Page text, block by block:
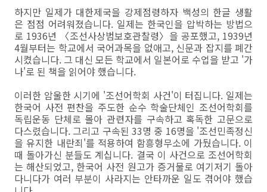
하지만 일제가 대한제국을 강제점령하자 백성의 한글 생활
은 점점 어려워졌습니다. 일제는 한국인을 압박하는 방법으
로 1936년 〈조선사상범보호관찰령〉을 공포했고, 1939년
4월부터는 학교에서 국어과목을 없애고, 신문과 잡지를 폐간
시켰습니다. 그 대신 모든 학교에서 일본어로 수업을 받고 '가
나'로 된 책을 읽어야 했습니다.
이러한 암울한 시기에 '조선어학회 사건'이 터집니다. 일제는
한국어 사전 편찬을 주도한 순수 학술단체인 조선어학회를
독립운동 단체로 몰아 관련자를 구속하고 혹독한 고문으로
다스렸습니다. 그리고 구속된 33명 중 16명을 '조선민족정신
을 유지한 내란죄'를 적용하여 함흥형무소에 가뒀습니다. 이
때 돌아가신 분들도 계십니다. 결국 이 사건으로 조선어학회
는 해산되었고, 한국어 사전 원고가 증거물로 여기저기 돌아
다니다가 여러 부분이 사라지는 안타까운 일도 겪어야 했습